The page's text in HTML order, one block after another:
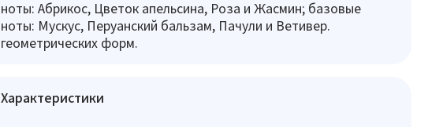
ноты: Абрикос, Цветок апельсина, Роза и Жасмин; базовые
ноты: Мускус, Перуанский бальзам, Пачули и Ветивер.
геометрических форм.
Характеристики